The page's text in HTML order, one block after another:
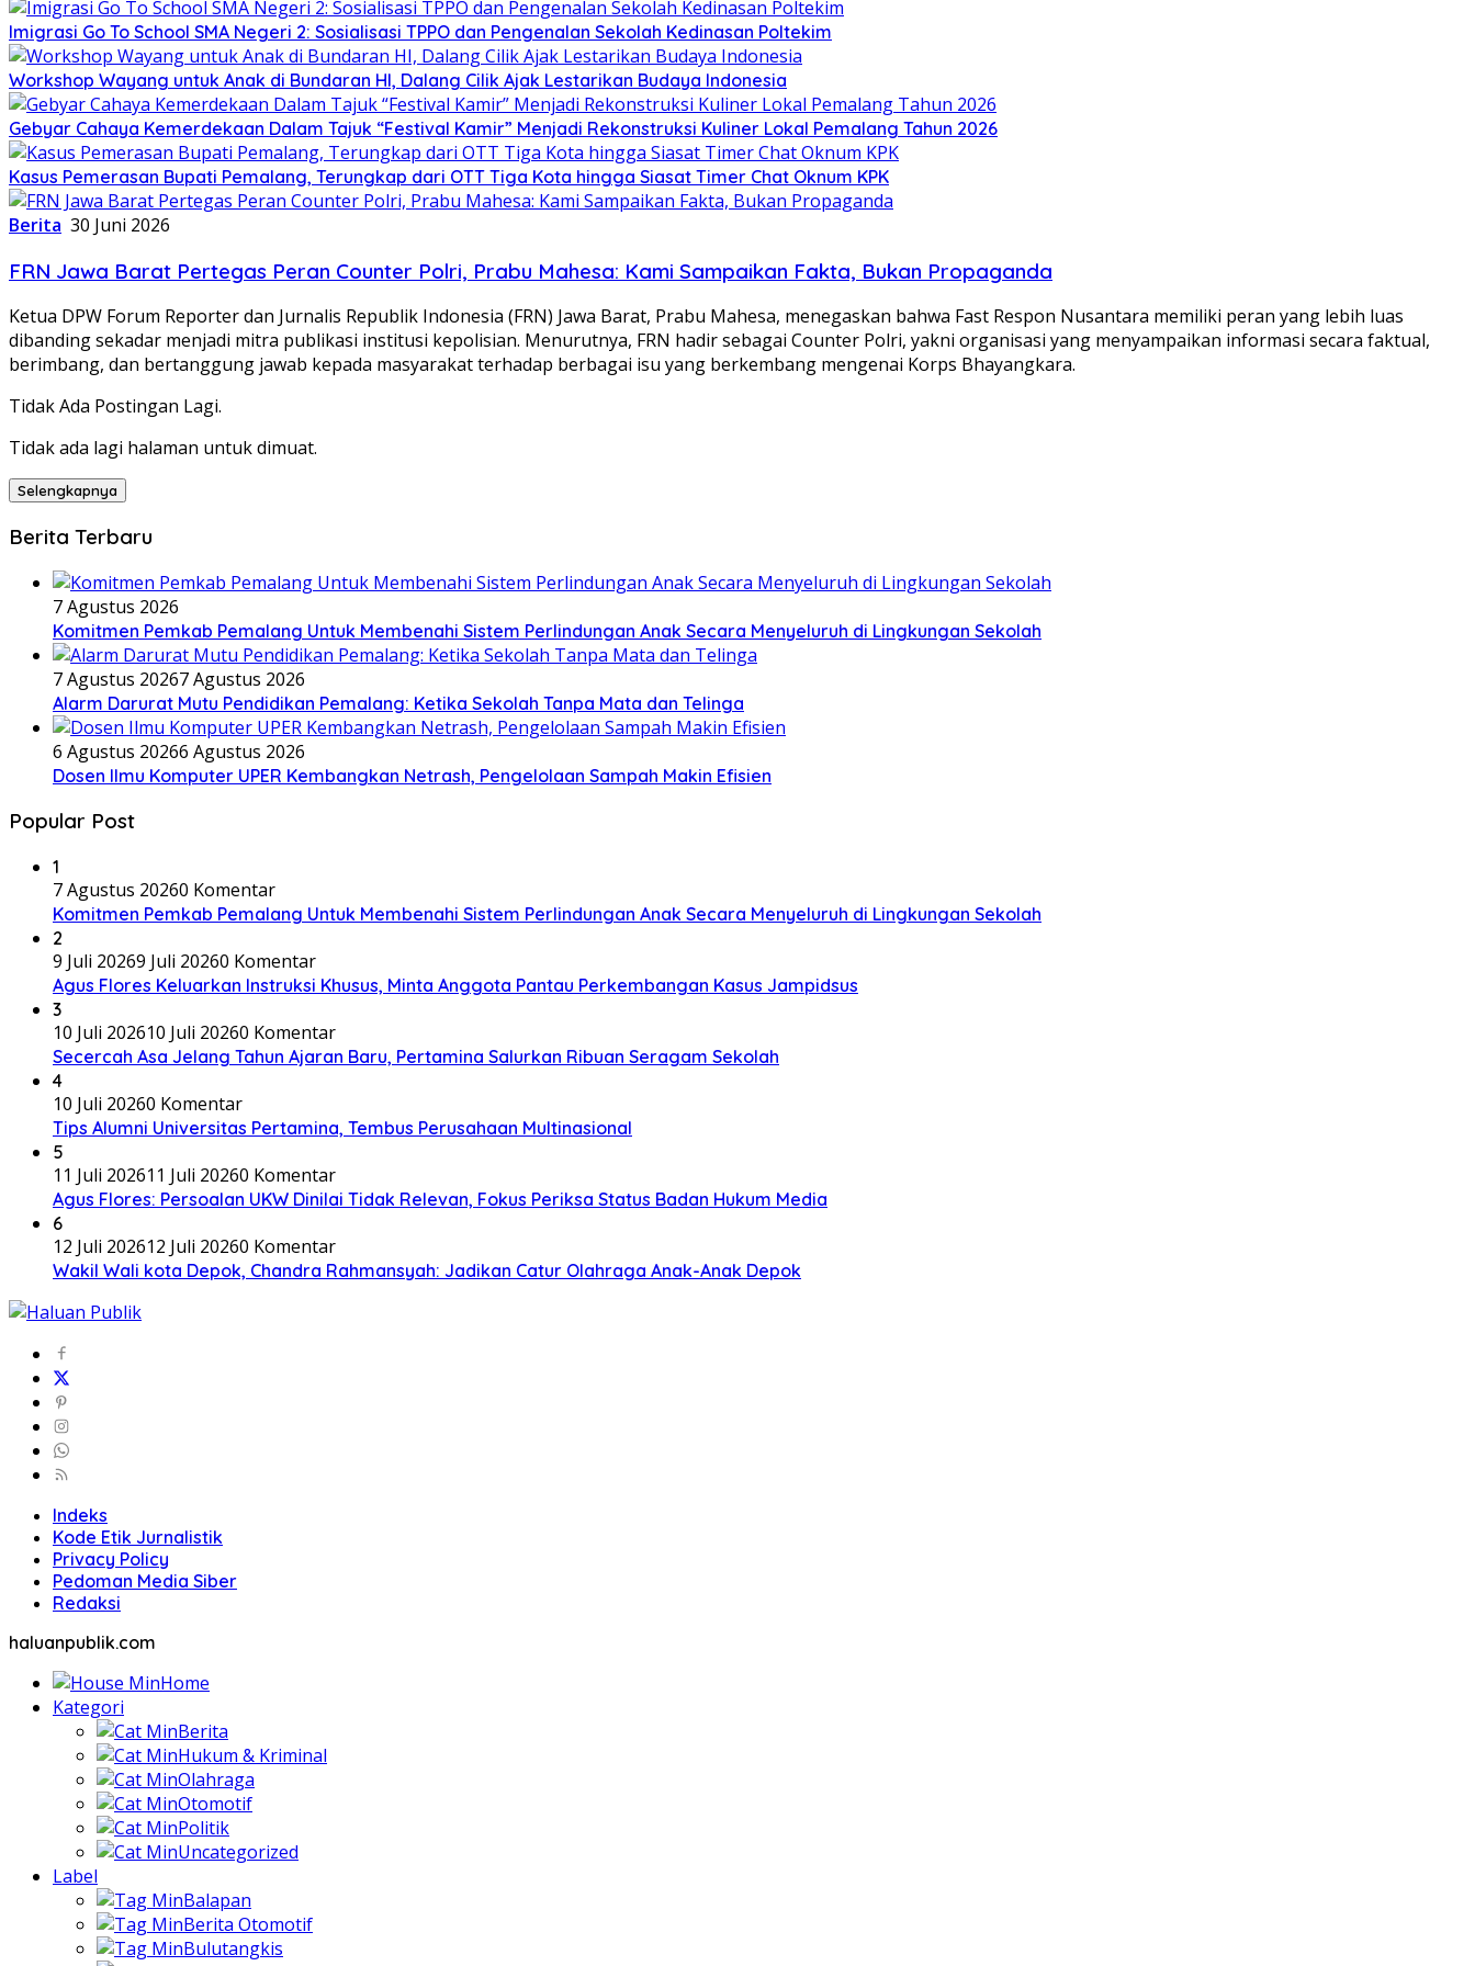
Imigrasi Go To School SMA Negeri 2: Sosialisasi TPPO dan Pengenalan Sekolah Kedinasan Poltekim
Workshop Wayang untuk Anak di Bundaran HI, Dalang Cilik Ajak Lestarikan Budaya Indonesia
Gebyar Cahaya Kemerdekaan Dalam Tajuk “Festival Kamir” Menjadi Rekonstruksi Kuliner Lokal Pemalang Tahun 2026
Kasus Pemerasan Bupati Pemalang, Terungkap dari OTT Tiga Kota hingga Siasat Timer Chat Oknum KPK
Berita 30 Juni 2026
FRN Jawa Barat Pertegas Peran Counter Polri, Prabu Mahesa: Kami Sampaikan Fakta, Bukan Propaganda
Ketua DPW Forum Reporter dan Jurnalis Republik Indonesia (FRN) Jawa Barat, Prabu Mahesa, menegaskan bahwa Fast Respon Nusantara memiliki peran yang lebih luas
dibanding sekadar menjadi mitra publikasi institusi kepolisian. Menurutnya, FRN hadir sebagai Counter Polri, yakni organisasi yang menyampaikan informasi secara faktual,
berimbang, dan bertanggung jawab kepada masyarakat terhadap berbagai isu yang berkembang mengenai Korps Bhayangkara.
Tidak Ada Postingan Lagi.
Tidak ada lagi halaman untuk dimuat.
Selengkapnya
Berita Terbaru
7 Agustus 2026
Komitmen Pemkab Pemalang Untuk Membenahi Sistem Perlindungan Anak Secara Menyeluruh di Lingkungan Sekolah
7 Agustus 20267 Agustus 2026
Alarm Darurat Mutu Pendidikan Pemalang: Ketika Sekolah Tanpa Mata dan Telinga
6 Agustus 20266 Agustus 2026
Dosen Ilmu Komputer UPER Kembangkan Netrash, Pengelolaan Sampah Makin Efisien
Popular Post
1
7 Agustus 20260 Komentar
Komitmen Pemkab Pemalang Untuk Membenahi Sistem Perlindungan Anak Secara Menyeluruh di Lingkungan Sekolah
2
9 Juli 20269 Juli 20260 Komentar
Agus Flores Keluarkan Instruksi Khusus, Minta Anggota Pantau Perkembangan Kasus Jampidsus
3
10 Juli 202610 Juli 20260 Komentar
Secercah Asa Jelang Tahun Ajaran Baru, Pertamina Salurkan Ribuan Seragam Sekolah
4
10 Juli 20260 Komentar
Tips Alumni Universitas Pertamina, Tembus Perusahaan Multinasional
5
11 Juli 202611 Juli 20260 Komentar
Agus Flores: Persoalan UKW Dinilai Tidak Relevan, Fokus Periksa Status Badan Hukum Media
6
12 Juli 202612 Juli 20260 Komentar
Wakil Wali kota Depok, Chandra Rahmansyah: Jadikan Catur Olahraga Anak-Anak Depok
Indeks
Kode Etik Jurnalistik
Privacy Policy
Pedoman Media Siber
Redaksi
haluanpublik.com
Home
Kategori
Berita
Hukum & Kriminal
Olahraga
Otomotif
Politik
Uncategorized
Label
Balapan
Berita Otomotif
Bulutangkis